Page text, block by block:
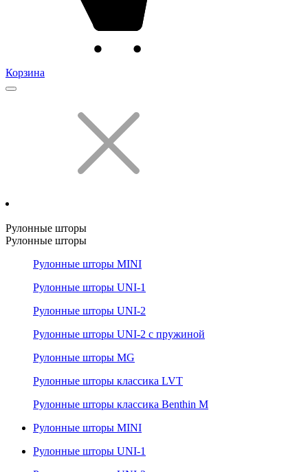
Корзина
Рулонные шторы
Рулонные шторы
Рулонные шторы MINI
Рулонные шторы UNI-1
Рулонные шторы UNI-2
Рулонные шторы UNI-2 с пружиной
Рулонные шторы MG
Рулонные шторы классика LVT
Рулонные шторы классика Benthin M
Рулонные шторы MINI
Рулонные шторы UNI-1